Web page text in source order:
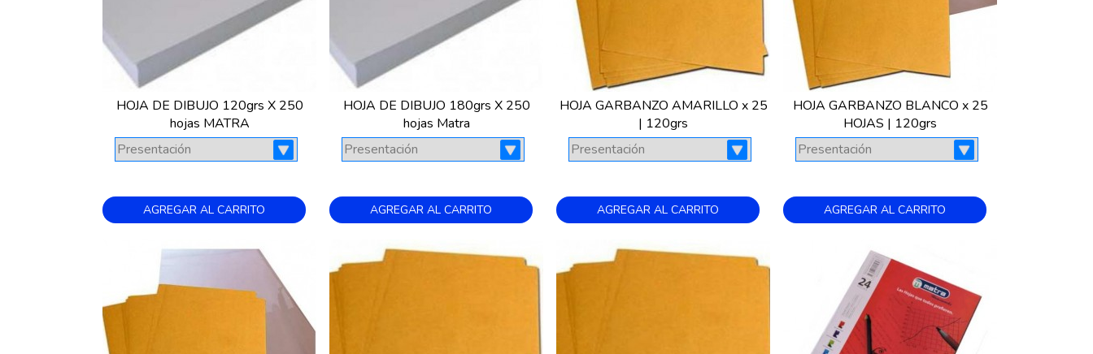
HOJA DE DIBUJO 120grs X 250
hojas MATRA
AGREGAR AL CARRITO
HOJA DE DIBUJO 180grs X 250
hojas Matra
AGREGAR AL CARRITO
HOJA GARBANZO AMARILLO x 25
| 120grs
AGREGAR AL CARRITO
HOJA GARBANZO BLANCO x 25
HOJAS | 120grs
AGREGAR AL CARRITO